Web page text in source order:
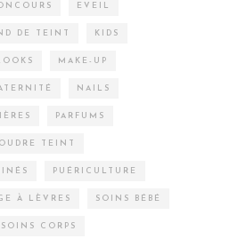
EVEIL
DE TEINT KIDS
LOOKS MAKE-UP
NAILS
PARFUMS
TEINT
PUÉRICULTURE
À LÈVRES SOINS BÉBÉ
SOINS CORPS